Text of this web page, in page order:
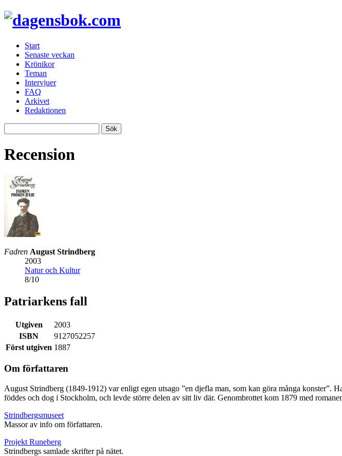
Start
Senaste veckan
Krönikor
Teman
Intervjuer
FAQ
Arkivet
Redaktionen
Recension
Fadren August Strindberg
2003
Natur och Kultur
8/10
Patriarkens fall
Utgiven
2003
ISBN
9127052257
Först utgiven 1887
Om författaren
August Strindberg (1849-1912) var enligt egen utsago ”en djefla man, som kan göra många
föddes och dog i Stockholm, och levde större delen av sitt liv där. Genombrottet kom 1879 med
Strindbergsmuseet
Massor av info om författaren.
Projekt Runeberg
Strindbergs samlade skrifter på nätet.